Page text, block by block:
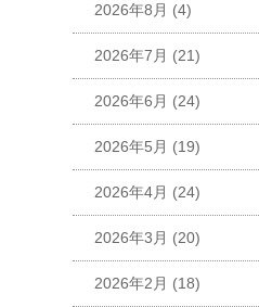
2026年8月 (4)
2026年7月 (21)
2026年6月 (24)
2026年5月 (19)
2026年4月 (24)
2026年3月 (20)
2026年2月 (18)